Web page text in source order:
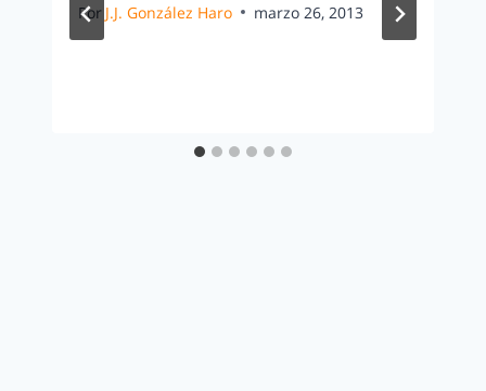
Por J.J. González Haro marzo 26, 2013